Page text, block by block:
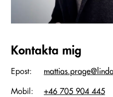
Kontakta mig
Epost:
Mobil: +46 705 904 445